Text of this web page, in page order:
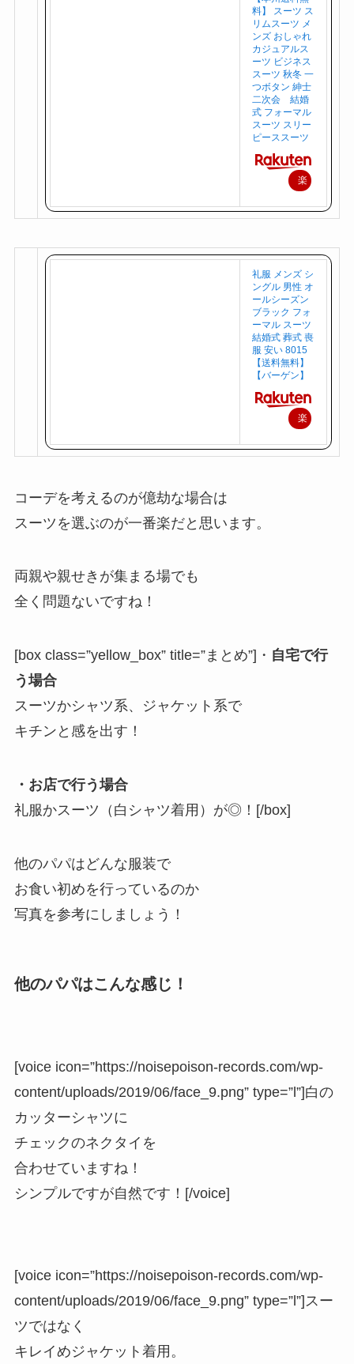
料】 スーツ ス
リムスーツ メ
ンズ おしゃれ
カジュアルス
ーツ ビジネス
スーツ 秋冬 一
つボタン 紳士
二次会 結婚
式 フォーマル
スーツ スリー
ピーススーツ
楽
礼服 メンズ シ
ングル 男性 オ
ールシーズン
ブラック フォ
ーマル スーツ
結婚式 葬式 喪
服 安い 8015
【送料無料】
【バーゲン】
楽
コーデを考えるのが億劫な場合は
スーツを選ぶのが一番楽だと思います。
両親や親せきが集まる場でも
全く問題ないですね！
[box class=”yellow_box” title=”まとめ”]・ 自宅で行
う場合
スーツかシャツ系、ジャケット系で
キチンと感を出す！
・お店で行う場合
礼服かスーツ（白シャツ着用）が◎！[/box]
他のパパはどんな服装で
お食い初めを行っているのか
写真を参考にしましょう！
他のパパはこんな感じ！
[voice icon=”https://noisepoison-records.com/wp-
content/uploads/2019/06/face_9.png” type=”l”]白の
カッターシャツに
チェックのネクタイを
合わせていますね！
シンプルですが自然です！[/voice]
[voice icon=”https://noisepoison-records.com/wp-
content/uploads/2019/06/face_9.png” type=”l”]スー
ツではなく
キレイめジャケット着用。